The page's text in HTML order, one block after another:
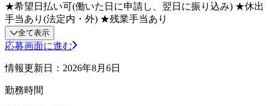
★希望日払い可(働いた日に申請し、翌日に振り込み) ★休出
手当あり(法定内・外) ★残業手当あり
全て表示
応募画面に進む
情報更新日：2026年8月6日
勤務時間